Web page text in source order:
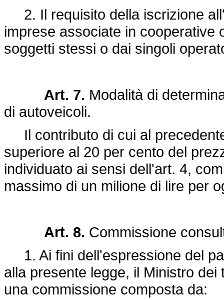
2. Il requisito della iscrizione
imprese associate in cooperative
soggetti stessi o dai singoli
Art. 7. Modalità di
di autoveicoli.
Il contributo di cui al
superiore al 20 per cento del
individuato ai sensi dell'art. 4,
massimo di un milione di lire per
Art. 8. Commissione
1. Ai fini dell'espressione del
alla presente legge, il Ministro
una commissione composta da: